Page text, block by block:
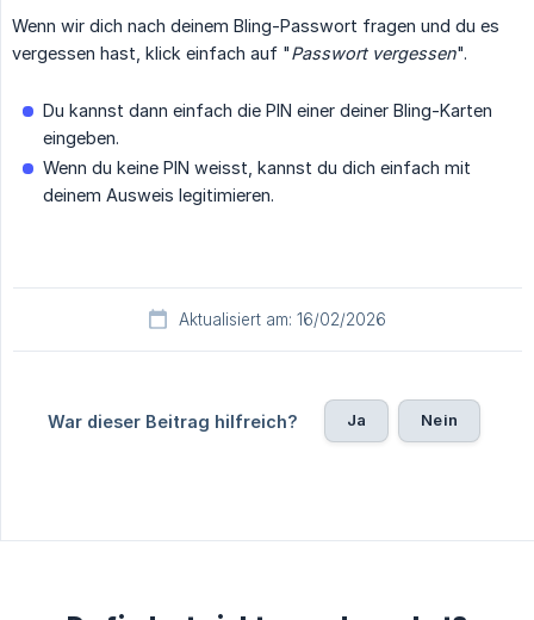
Wenn wir dich nach deinem Bling-Passwort fragen und du es
vergessen hast, klick einfach auf "Passwort vergessen".
Du kannst dann einfach die PIN einer deiner Bling-Karten
eingeben.
Wenn du keine PIN weisst, kannst du dich einfach mit
deinem Ausweis legitimieren.
Aktualisiert am: 16/02/2026
War dieser Beitrag hilfreich? Ja Nein